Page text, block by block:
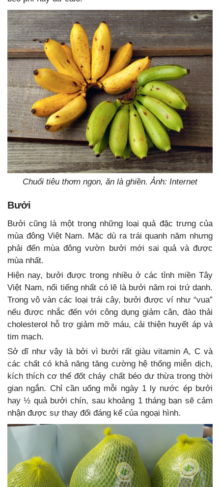
Chuối tiêu thơm ngon, ăn là ghiền. Ảnh: Internet
Bưởi
Bưởi cũng là một trong những loại quả đặc trưng của
mùa đông Việt Nam. Mặc dù ra trái quanh năm nhưng
phải đến mùa đông vườn bưởi mới sai quả và được
mùa nhất.
Hiện nay, bưởi được trong nhiều ở các tỉnh miền Tây
Việt Nam, nổi tiếng nhất có lẽ là bưởi năm roi trứ danh.
Trong vô vàn các loại trái cây, bưởi được ví như “vua”
nếu được nhắc đến với công dụng giảm cân, đào thải
cholesterol hỗ trợ giảm mỡ máu, cải thiện huyết áp và
tim mạch.
Sở dĩ như vậy là bởi vì bưởi rất giàu vitamin A, C và
các chất có khả năng tăng cường hệ thống miễn dịch,
kích thích cơ thể đốt cháy chất béo dư thừa trong thời
gian ngắn. Chỉ cần uống mỗi ngày 1 ly nước ép bưởi
hay ½ quả bưởi chín, sau khoảng 1 tháng bạn sẽ cảm
nhận được sự thay đổi đáng kể của ngoại hình.